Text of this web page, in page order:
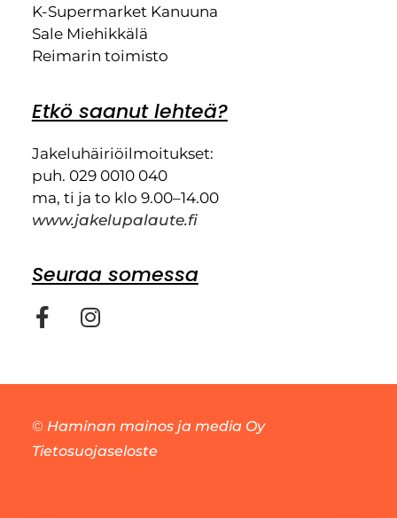
K-Supermarket Kanuuna
Sale Miehikkälä
Reimarin toimisto
Etkö saanut lehteä?
Jakeluhäiriöilmoitukset:
puh. 029 0010 040
ma, ti ja to klo 9.00–14.00
www.jakelupalaute.fi
Seuraa somessa
© Haminan mainos ja media Oy
Tietosuojaseloste